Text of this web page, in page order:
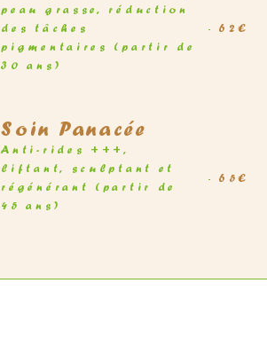
peau grasse, réduction
des tâches
pigmentaires (partir de
30 ans)
62€
Soin Panacée
Anti-rides +++,
liftant, sculptant et
régénérant (partir de
45 ans)
65€